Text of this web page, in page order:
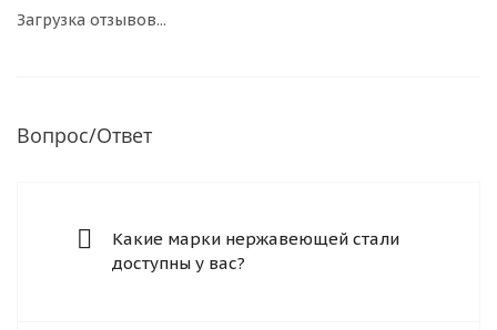
Загрузка отзывов...
Вопрос/Ответ
Какие марки нержавеющей стали
доступны у вас?